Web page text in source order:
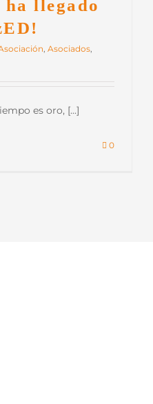
llegado
, Asociados,
es oro, [...]
0